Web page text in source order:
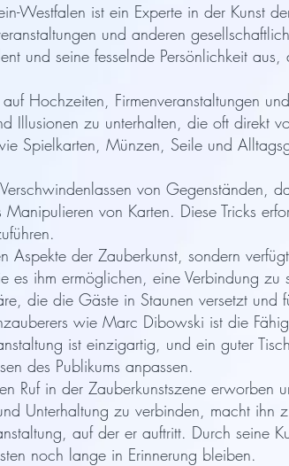
Westfalen ist ein Experte in der Kunst
und anderen
und seine fesselnde Persönlichkeit
Hochzeiten, Firmenveranstaltungen
Illusionen zu unterhalten, die oft direkt
Spielkarten, Münzen, Seile und
von Gegenständen,
von Karten. Diese Tricks
der Zauberkunst, sondern
es ihm ermöglichen, eine Verbindung zu
die die Gäste in Staunen versetzt und
wie Marc Dibowski ist die
ist einzigartig, und ein guter
des Publikums anpassen.
Ruf in der Zauberkunstszene erworben
Unterhaltung zu verbinden, macht ihn
auf der er auftritt. Durch seine
noch lange in Erinnerung bleiben.